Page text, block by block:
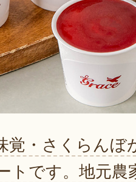
覚・さくらんぼ
トです。地元農